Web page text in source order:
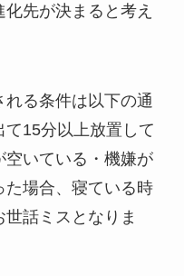
先が決まると考え
る条件は以下の通
て15分以上放置して
いている・機嫌が
場合、寝ている時
話ミスとなりま